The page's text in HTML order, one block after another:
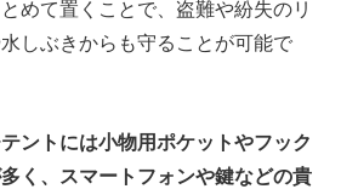
めて置くことで、盗難や紛失のリ
しぶきからも守ることが可能で
ントには小物用ポケットやフック
く、スマートフォンや鍵などの貴